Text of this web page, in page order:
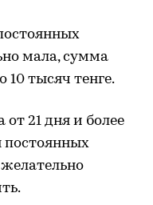
мала, сумма
10 тысяч тенге.
21 дня и более
постоянных